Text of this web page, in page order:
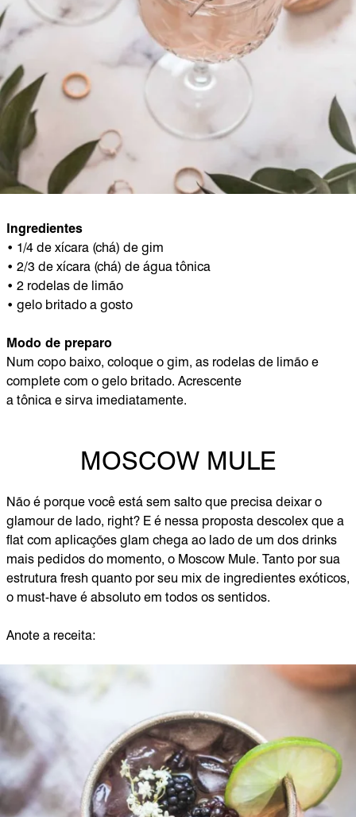
Ingredientes
• 1/4 de xícara (chá) de gim
• 2/3 de xícara (chá) de água tônica
• 2 rodelas de limão
• gelo britado a gosto
Modo de preparo
Num copo baixo, coloque o gim, as rodelas de limão e
complete com o gelo britado. Acrescente
a tônica e sirva imediatamente.
MOSCOW MULE
Não é porque você está sem salto que precisa deixar o
glamour de lado, right? E é nessa proposta descolex que a
flat com aplicações glam chega ao lado de um dos drinks
mais pedidos do momento, o Moscow Mule. Tanto por sua
estrutura fresh quanto por seu mix de ingredientes exóticos,
o must-have é absoluto em todos os sentidos.
Anote a receita: